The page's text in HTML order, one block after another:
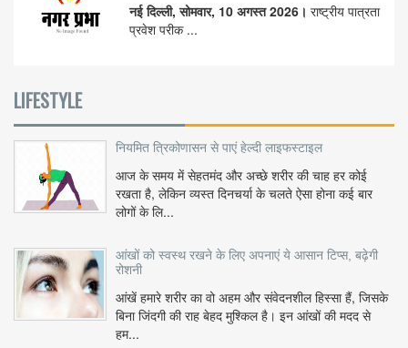
नई दिल्ली, सोमवार, 10 अगस्त 2026। राष्ट्रीय पात्रता
प्रवेश परीक ...
LIFESTYLE
नियमित त्रिकोणासन से पाएं हेल्दी लाइफस्टाइल
आज के समय में सेहतमंद और अच्छे शरीर की चाह हर कोई
रखता है, लेकिन व्यस्त दिनचर्या के चलते ऐसा होना कई बार
लोगों के लि...
आंखों को स्वस्थ रखने के लिए अपनाएं ये आसान टिप्स, बढ़ेगी
रोशनी
आंखें हमारे शरीर का वो अहम और संवेदनशील हिस्सा हैं, जिसके
बिना जिंदगी की राह बेहद मुश्किल है। इन आंखों की मदद से
हम...